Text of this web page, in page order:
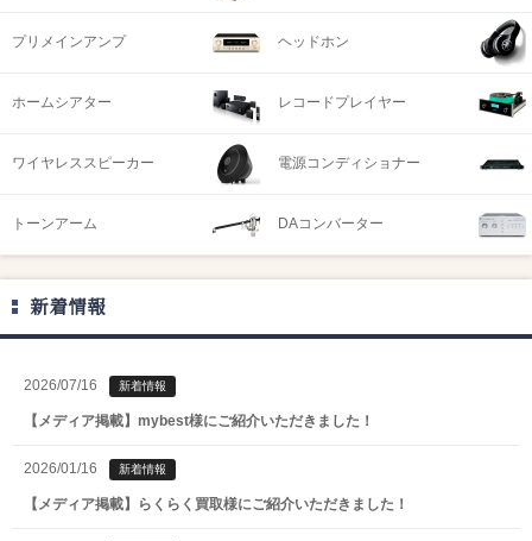
プリメインアンプ ヘッドホン
ホームシアター レコードプレイヤー
ワイヤレススピーカー 電源コンディショナー
トーンアーム DAコンバーター
新着情報
2026/07/16 新着情報
【メディア掲載】mybest様にご紹介いただきました！
2026/01/16 新着情報
【メディア掲載】らくらく買取様にご紹介いただきました！